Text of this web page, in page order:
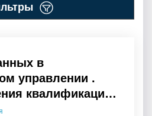
в
управлении .
квалификации